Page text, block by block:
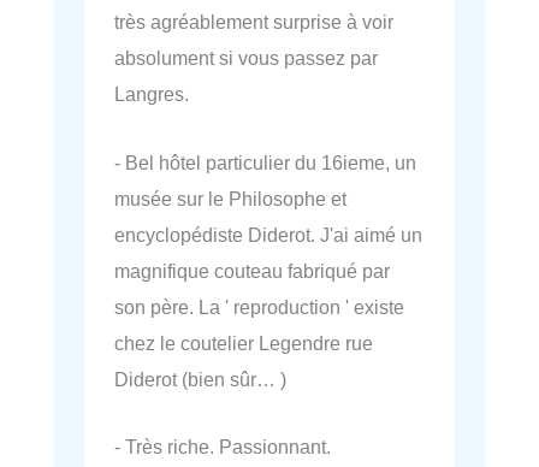
très agréablement surprise à voir
absolument si vous passez par
Langres.
- Bel hôtel particulier du 16ieme, un
musée sur le Philosophe et
encyclopédiste Diderot. J'ai aimé un
magnifique couteau fabriqué par
son père. La ' reproduction ' existe
chez le coutelier Legendre rue
Diderot (bien sûr… )
- Très riche. Passionnant.